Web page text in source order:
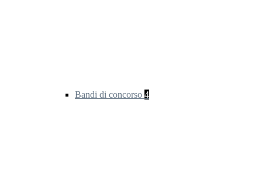
Bandi di concorso 4